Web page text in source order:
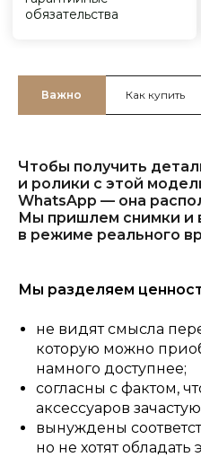
Важно Как купить
Чтобы получить
и ролики с этой
WhatsApp — она
Мы пришлем снимки и
в режиме реального
Мы разделяем
не видят смысла
которую можно
намного доступнее;
согласны с фактом,
аксессуаров
вынуждены
но не хотят